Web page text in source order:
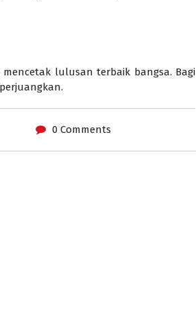
lulusan terbaik bangsa. Bagi
0 Comments